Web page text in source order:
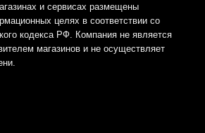
и сервисах размещены
целях в соответствии со
кодекса РФ. Компания не является
магазинов и не осуществляет